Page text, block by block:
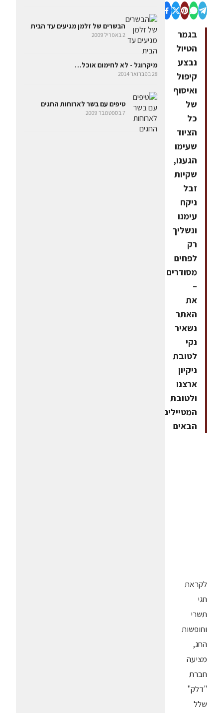
בגמר
הטיול
נבצע
קיפול
ואיסוף
של
כל
הציוד
שעימו
הגענו,
שקיות
זבל
ניקח
עימנו
ונשליך
רק
לפחים
מסודרים
–
את
האתר
נשאיר
נקי
לטובת
ניקיון
ארצנו
ולטובת
המטיילים
הבאים
לקראת
חגי
תשרי
וחופשות
החג,
מציעה
חברת
"דלק"
שלל
הבשרים של זלמן מגיעים עד הבית
2 באפריל 2009
מיקרוגל - לא לחימום אוכל…
28 בפברואר 2014
טיפים עם בשר לארוחות החגים
7 בספטמבר 2009